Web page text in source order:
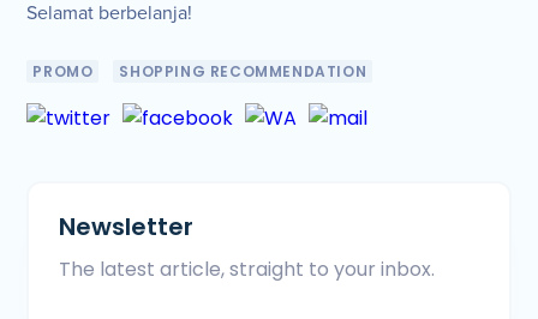
Selamat berbelanja!
PROMO SHOPPING RECOMMENDATION
Newsletter
The latest article, straight to your inbox.